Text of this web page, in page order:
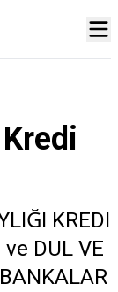
KREDI
DUL VE